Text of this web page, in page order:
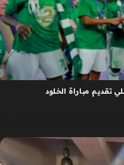
تقديم مباراة الخلود